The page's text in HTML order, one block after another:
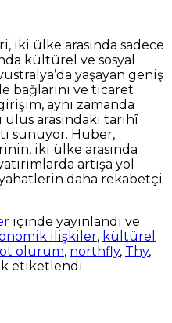
iki ülke arasında sadece
kültürel ve sosyal
yaşayan geniş
bağlarını ve ticaret
aynı zamanda
ulus arasındaki tarihî
sunuyor. Huber,
iki ülke arasında
artışa yol
daha rekabetçi
içinde yayınlandı ve
ilişkiler, kültürel
olurum, northfly, Thy,
etiketlendi.